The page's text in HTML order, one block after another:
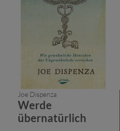
Joe Dispenza
Werde
übernatürlich